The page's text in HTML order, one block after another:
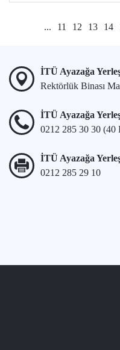
sahipliğinde düzenlenen
... 11 12 13 14
İTÜ Ayazağa
Rektörlük Binası
İTÜ Ayazağa
0212 285 30 30 (40
İTÜ Ayazağa
0212 285 29 10